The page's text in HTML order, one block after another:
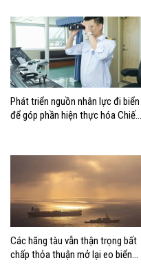
Phát triển nguồn nhân lực đi biển
để góp phần hiện thực hóa Chiến
Các hãng tàu vẫn thận trọng bất
chấp thỏa thuận mở lại eo biển